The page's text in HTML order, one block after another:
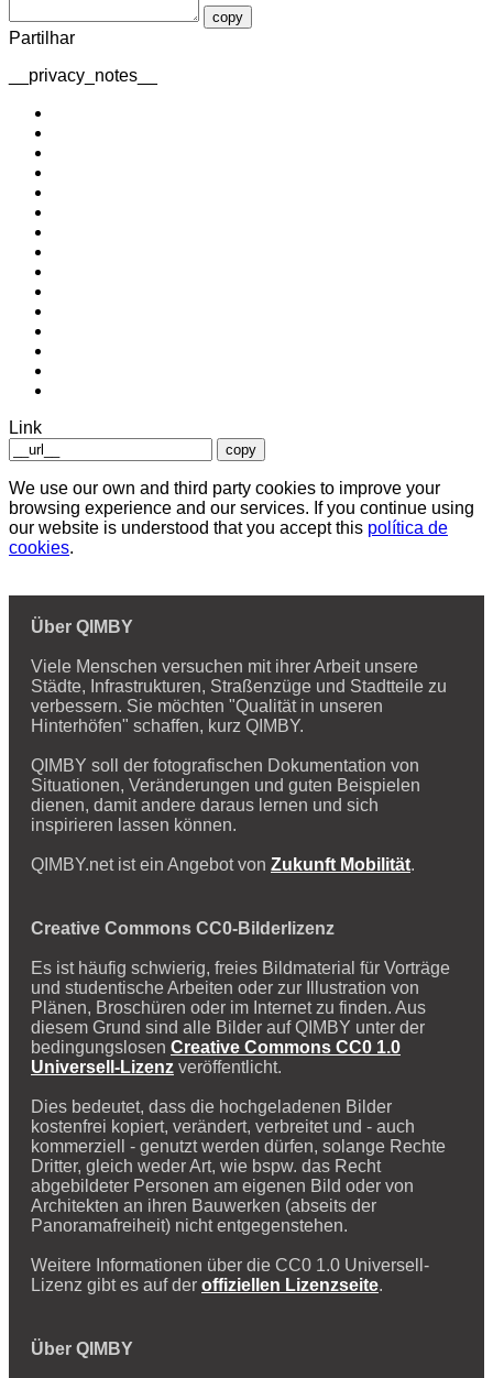
copy
Partilhar
__privacy_notes__
Link
copy
We use our own and third party cookies to improve your
browsing experience and our services. If you continue using
our website is understood that you accept this política de
cookies.
Über QIMBY
Viele Menschen versuchen mit ihrer Arbeit unsere
Städte, Infrastrukturen, Straßenzüge und Stadtteile zu
verbessern. Sie möchten "Qualität in unseren
Hinterhöfen" schaffen, kurz QIMBY.
QIMBY soll der fotografischen Dokumentation von
Situationen, Veränderungen und guten Beispielen
dienen, damit andere daraus lernen und sich
inspirieren lassen können.
QIMBY.net ist ein Angebot von Zukunft Mobilität.
Creative Commons CC0-Bilderlizenz
Es ist häufig schwierig, freies Bildmaterial für Vorträge
und studentische Arbeiten oder zur Illustration von
Plänen, Broschüren oder im Internet zu finden. Aus
diesem Grund sind alle Bilder auf QIMBY unter der
bedingungslosen Creative Commons CC0 1.0
Universell-Lizenz veröffentlicht.
Dies bedeutet, dass die hochgeladenen Bilder
kostenfrei kopiert, verändert, verbreitet und - auch
kommerziell - genutzt werden dürfen, solange Rechte
Dritter, gleich weder Art, wie bspw. das Recht
abgebildeter Personen am eigenen Bild oder von
Architekten an ihren Bauwerken (abseits der
Panoramafreiheit) nicht entgegenstehen.
Weitere Informationen über die CC0 1.0 Universell-
Lizenz gibt es auf der offiziellen Lizenzseite.
Über QIMBY